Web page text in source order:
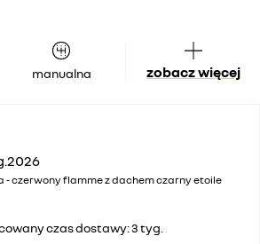
manualna zobacz więcej
- czerwony flamme z dachem czarny etoile
czas dostawy: 3 tyg.